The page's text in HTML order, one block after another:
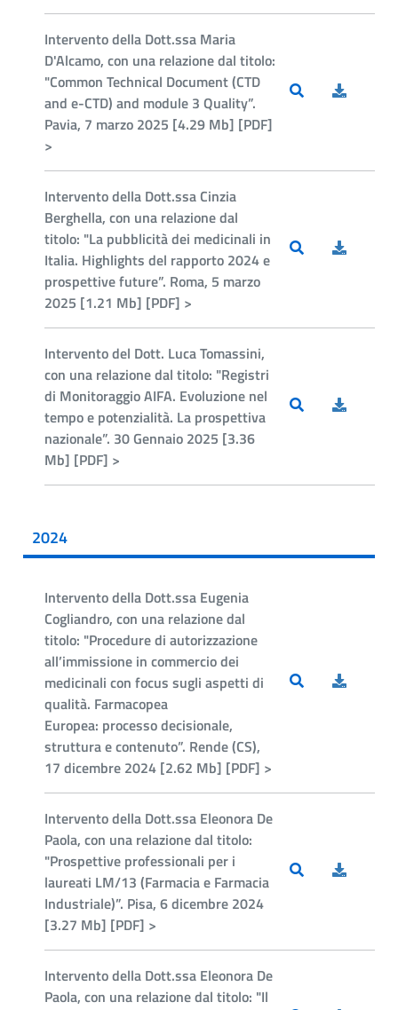
Intervento della Dott.ssa Maria
D'Alcamo, con una relazione dal titolo:
"Common Technical Document (CTD
and e-CTD) and module 3 Quality”.
Pavia, 7 marzo 2025 [4.29 Mb] [PDF]
>
Intervento della Dott.ssa Cinzia
Berghella, con una relazione dal
titolo: "La pubblicità dei medicinali in
Italia. Highlights del rapporto 2024 e
prospettive future”. Roma, 5 marzo
2025 [1.21 Mb] [PDF] >
Intervento del Dott. Luca Tomassini,
con una relazione dal titolo: "Registri
di Monitoraggio AIFA. Evoluzione nel
tempo e potenzialità. La prospettiva
nazionale”. 30 Gennaio 2025 [3.36
Mb] [PDF] >
2024
Intervento della Dott.ssa Eugenia
Cogliandro, con una relazione dal
titolo: "Procedure di autorizzazione
all’immissione in commercio dei
medicinali con focus sugli aspetti di
qualità. Farmacopea
Europea: processo decisionale,
struttura e contenuto”. Rende (CS),
17 dicembre 2024 [2.62 Mb] [PDF] >
Intervento della Dott.ssa Eleonora De
Paola, con una relazione dal titolo:
"Prospettive professionali per i
laureati LM/13 (Farmacia e Farmacia
Industriale)”. Pisa, 6 dicembre 2024
[3.27 Mb] [PDF] >
Intervento della Dott.ssa Eleonora De
Paola, con una relazione dal titolo: "Il